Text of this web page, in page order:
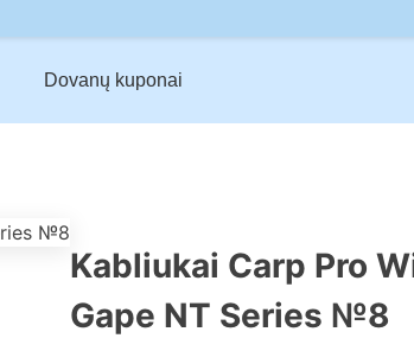
Dovanų kuponai
Kabliukai Carp Pro
Gape NT Series №8